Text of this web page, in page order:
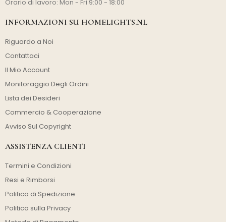
Orario di lavoro: Mon - Fri 9:00 - 18:00
INFORMAZIONI SU HOMELIGHTS.NL
Riguardo a Noi
Contattaci
Il Mio Account
Monitoraggio Degli Ordini
Lista dei Desideri
Commercio & Cooperazione
Avviso Sul Copyright
ASSISTENZA CLIENTI
Termini e Condizioni
Resi e Rimborsi
Politica di Spedizione
Politica sulla Privacy